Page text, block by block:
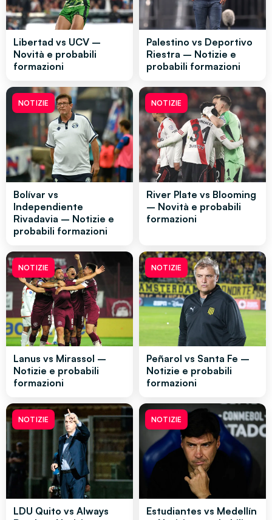
Libertad vs UCV –
Novità e probabili
formazioni
Palestino vs Deportivo
Riestra – Notizie e
probabili formazioni
NOTIZIE
Bolívar vs
Independiente
Rivadavia – Notizie e
probabili formazioni
NOTIZIE
River Plate vs Blooming
– Novità e probabili
formazioni
NOTIZIE
Lanus vs Mirassol –
Notizie e probabili
formazioni
NOTIZIE
Peñarol vs Santa Fe –
Notizie e probabili
formazioni
NOTIZIE
LDU Quito vs Always
NOTIZIE
Estudiantes vs Medellín